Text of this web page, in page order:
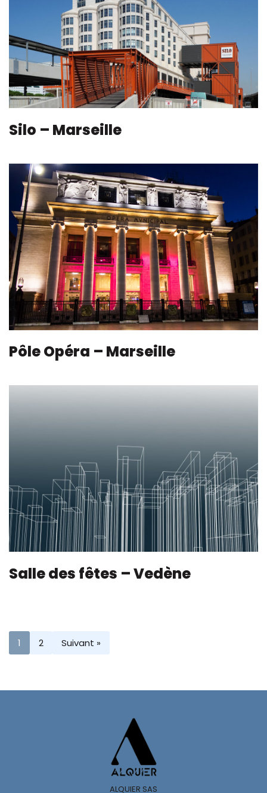
Silo – Marseille
Pôle Opéra – Marseille
Salle des fêtes – Vedène
1 2 Suivant »
ALQUIER SAS